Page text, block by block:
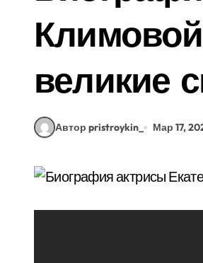
великие
Автор pristroykin_ Мар 17,